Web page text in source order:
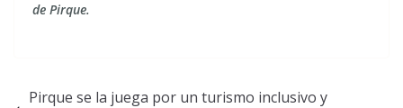
de Pirque.
Pirque se la juega por un turismo inclusivo y